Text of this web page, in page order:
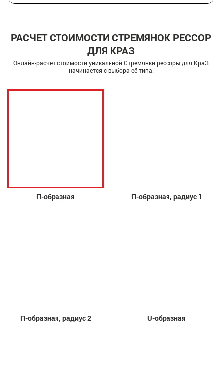
РАСЧЕТ СТОИМОСТИ СТРЕМЯНОК РЕССОР
ДЛЯ КРАЗ
Онлайн-расчет стоимости уникальной Стремянки рессоры для КраЗ
начинается с выбора её типа.
П-образная П-образная, радиус 1
П-образная, радиус 2 U-образная